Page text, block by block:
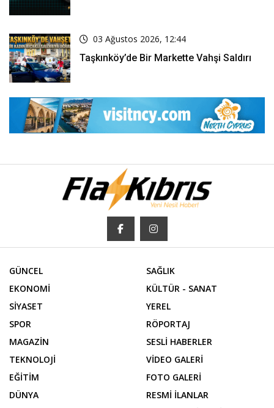
03 Ağustos 2026, 12:44
Taşkınköy’de Bir Markette Vahşi Saldırı
GÜNCEL
EKONOMİ
SİYASET
SPOR
MAGAZİN
TEKNOLOJİ
EĞİTİM
DÜNYA
SAĞLIK
KÜLTÜR - SANAT
YEREL
RÖPORTAJ
SESLİ HABERLER
VİDEO GALERİ
FOTO GALERİ
RESMİ İLANLAR